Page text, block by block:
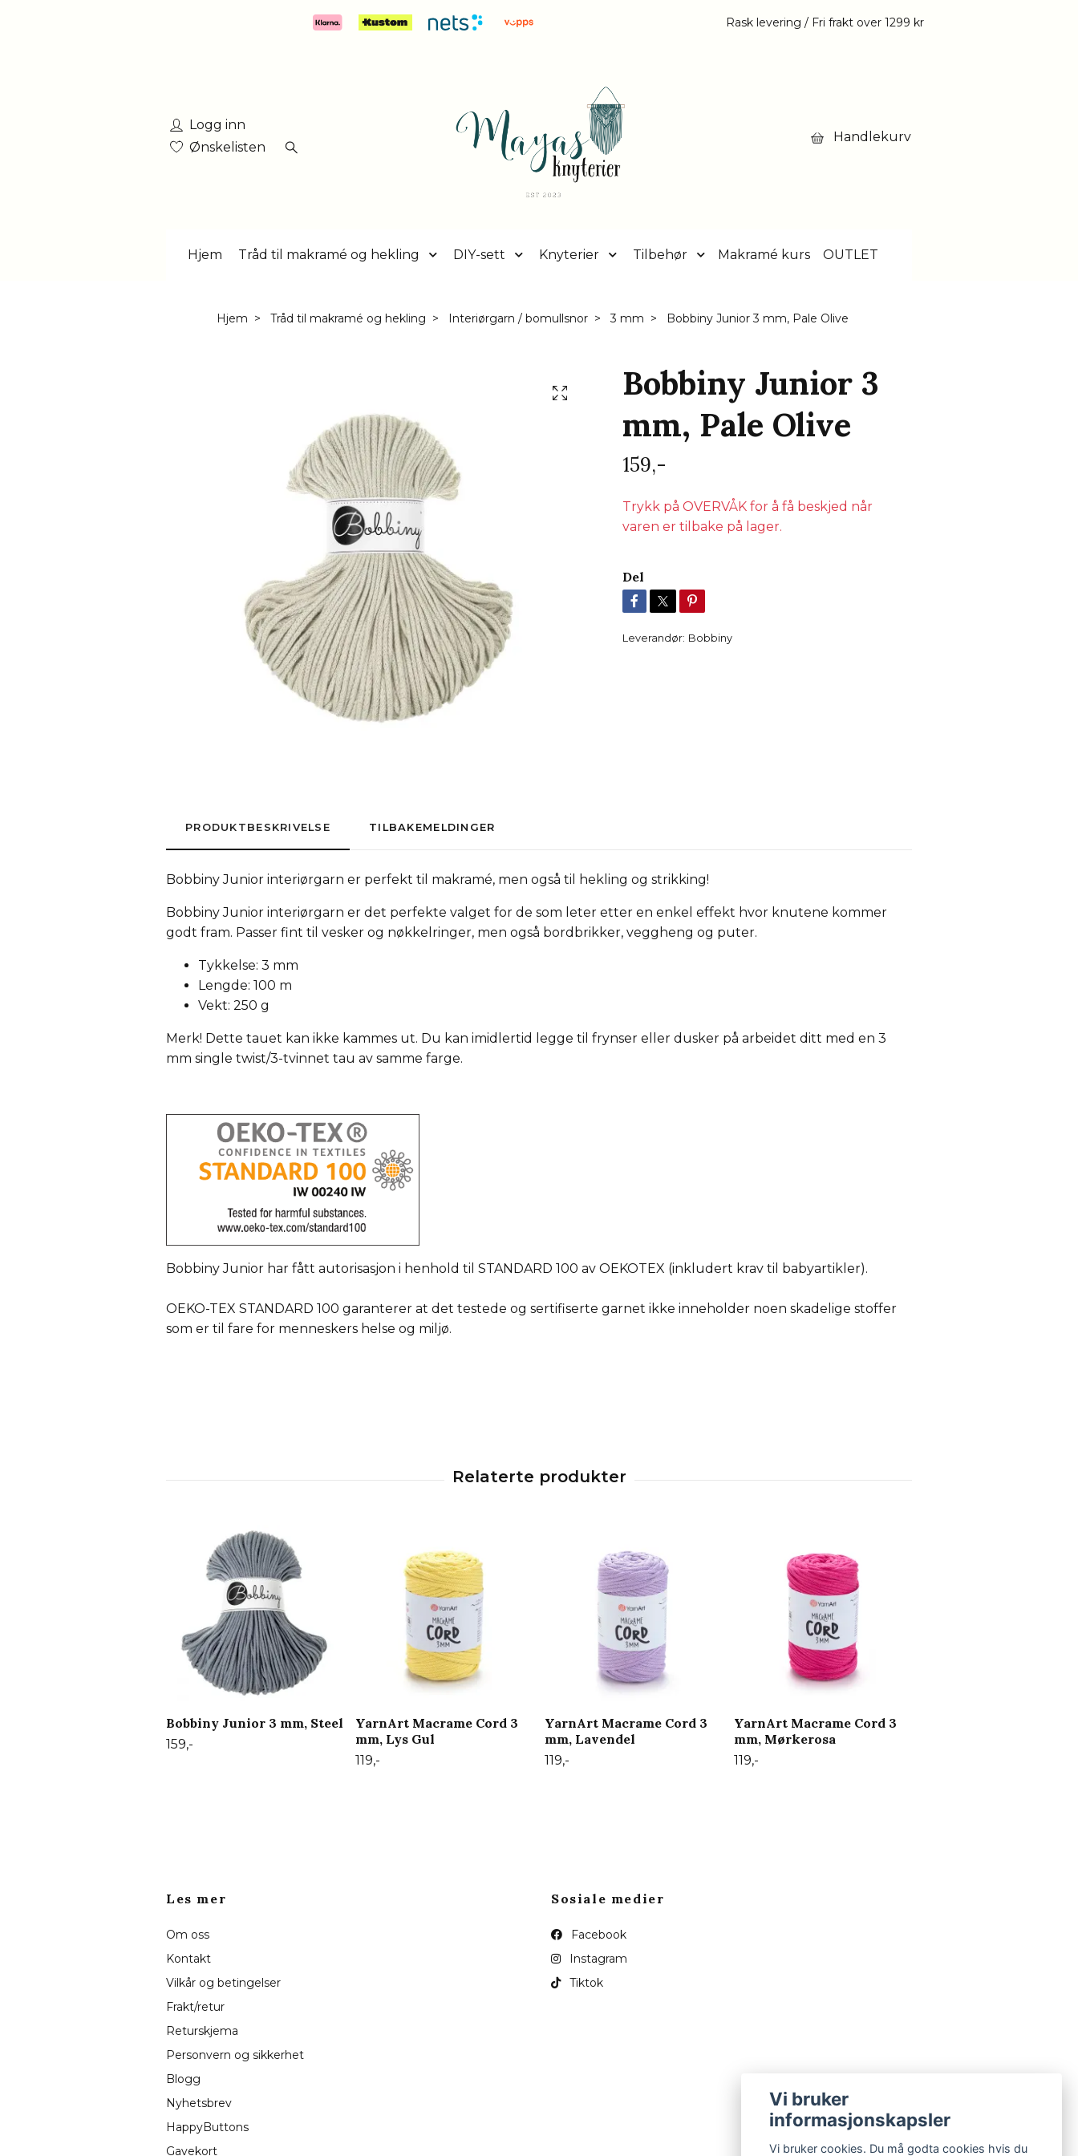
Rask levering / Fri frakt over 1299 kr
Logg inn
Ønskelisten
Handlekurv
Hjem Tråd til makramé og hekling DIY-sett Knyterier Tilbehør Makramé kurs OUTLET
Hjem Tråd til makramé og hekling Interiørgarn / bomullsnor 3 mm Bobbiny Junior 3 mm, Pale Olive
Bobbiny Junior 3
mm, Pale Olive
159,-
Trykk på OVERVÅK for å få beskjed når
varen er tilbake på lager.
Del
Leverandør: Bobbiny
PRODUKTBESKRIVELSE TILBAKEMELDINGER
Bobbiny Junior interiørgarn er perfekt til makramé, men også til hekling og strikking!
Bobbiny Junior interiørgarn er det perfekte valget for de som leter etter en enkel effekt hvor knutene kommer
godt fram. Passer fint til vesker og nøkkelringer, men også bordbrikker, veggheng og puter.
Tykkelse: 3 mm
Lengde: 100 m
Vekt: 250 g
Merk! Dette tauet kan ikke kammes ut. Du kan imidlertid legge til frynser eller dusker på arbeidet ditt med en 3
mm single twist/3-tvinnet tau av samme farge.
Bobbiny Junior har fått autorisasjon i henhold til STANDARD 100 av OEKOTEX (inkludert krav til babyartikler).
OEKO-TEX STANDARD 100 garanterer at det testede og sertifiserte garnet ikke inneholder noen skadelige stoffer
som er til fare for menneskers helse og miljø.
Bobbiny Junior 3 mm, Steel
159,-
YarnArt Macrame Cord 3
mm, Lys Gul
119,-
YarnArt Macrame Cord 3
mm, Lavendel
119,-
YarnArt Macrame Cord 3
mm, Mørkerosa
119,-
Les mer
Om oss
Kontakt
Vilkår og betingelser
Frakt/retur
Returskjema
Personvern og sikkerhet
Blogg
Nyhetsbrev
HappyButtons
Gavekort
Sosiale medier
Facebook
Instagram
Tiktok
Vi bruker
informasjonskapsler
Vi bruker cookies. Du må godta cookies hvis du